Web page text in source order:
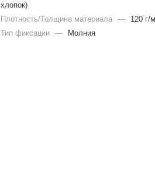
хлопок)
Плотность/Толщина материала
—
120 г/
Тип фиксации
— Молния